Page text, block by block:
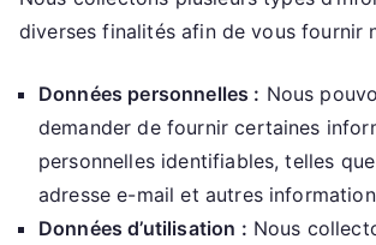
diverses finalités afin de vous fournir
Données personnelles : Nous
demander de fournir certaines
personnelles identifiables, telles
adresse e-mail et autres
Données d’utilisation : Nous